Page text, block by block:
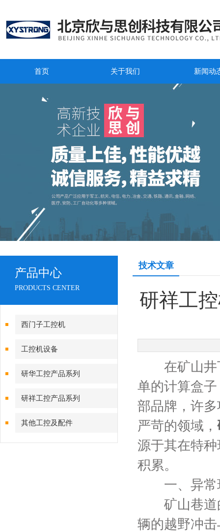
首页 关于我们 新闻动
产品中心
PRODUCTS CENTER
西门子工控机
工控机设备
研华工控产品系列
研祥工控产品系列
其他工控及配件
技术文章
研祥工
在矿山井下
单的计算盒
部品牌，许
严苛的领域，
源于其在特
积累。
一、异常环
矿山巷道的
辆的越野冲